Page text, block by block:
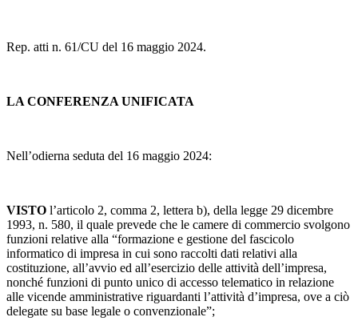
Rep. atti n. 61/CU del 16 maggio 2024.
LA CONFERENZA UNIFICATA
Nell’odierna seduta del 16 maggio 2024:
VISTO l’articolo 2, comma 2, lettera b), della legge 29 dicembre
1993, n. 580, il quale prevede che le camere di commercio svolgono
funzioni relative alla “formazione e gestione del fascicolo
informatico di impresa in cui sono raccolti dati relativi alla
costituzione, all’avvio ed all’esercizio delle attività dell’impresa,
nonché funzioni di punto unico di accesso telematico in relazione
alle vicende amministrative riguardanti l’attività d’impresa, ove a ciò
delegate su base legale o convenzionale”;